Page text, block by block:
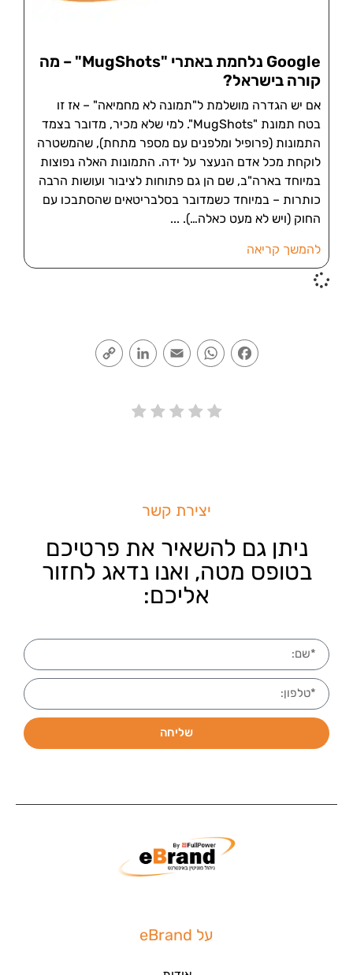
Google נלחמת באתרי "MugShots" – מה
קורה בישראל?
אם יש הגדרה מושלמת ל"תמונה לא מחמיאה" – אז זו
בטח תמונת "MugShots". למי שלא מכיר, מדובר בצמד
התמונות (פרופיל ומלפנים עם מספר מתחת), שהמשטרה
לוקחת מכל אדם הנעצר על ידה. התמונות האלה נפוצות
במיוחד בארה"ב, שם הן גם פתוחות לציבור ועושות הרבה
כותרות – במיוחד כשמדובר בסלבריטאים שהסתבכו עם
החוק (ויש לא מעט כאלה…).
להמשך קריאה
Facebook
WhatsApp
Email
LinkedIn
יצירת קשר
ניתן גם להשאיר את פרטיכם
בטופס מטה, ואנו נדאג לחזור
אליכם:
שליחה
על eBrand